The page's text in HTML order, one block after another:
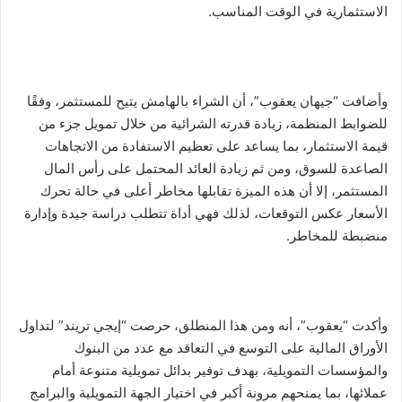
الاستثمارية في الوقت المناسب.
وأضافت “جيهان يعقوب”، أن الشراء بالهامش يتيح للمستثمر، وفقًا
للضوابط المنظمة، زيادة قدرته الشرائية من خلال تمويل جزء من
قيمة الاستثمار، بما يساعد على تعظيم الاستفادة من الاتجاهات
الصاعدة للسوق، ومن ثم زيادة العائد المحتمل على رأس المال
المستثمر، إلا أن هذه الميزة تقابلها مخاطر أعلى في حالة تحرك
الأسعار عكس التوقعات، لذلك فهي أداة تتطلب دراسة جيدة وإدارة
منضبطة للمخاطر.
وأكدت “يعقوب”، أنه ومن هذا المنطلق، حرصت “إيجي تريند” لتداول
الأوراق المالية على التوسع في التعاقد مع عدد من البنوك
والمؤسسات التمويلية، بهدف توفير بدائل تمويلية متنوعة أمام
عملائها، بما يمنحهم مرونة أكبر في اختيار الجهة التمويلية والبرامج